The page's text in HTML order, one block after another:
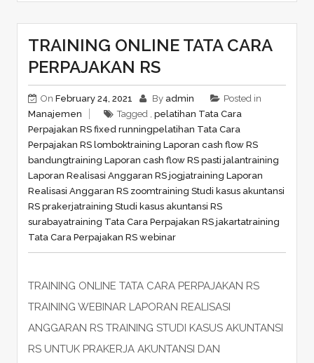
TRAINING ONLINE TATA CARA
PERPAJAKAN RS
On February 24, 2021 By admin
Posted in
Manajemen
Tagged , pelatihan Tata Cara
Perpajakan RS fixed runningpelatihan Tata Cara
Perpajakan RS lomboktraining Laporan cash flow RS
bandungtraining Laporan cash flow RS pasti jalantraining
Laporan Realisasi Anggaran RS jogjatraining Laporan
Realisasi Anggaran RS zoomtraining Studi kasus akuntansi
RS prakerjatraining Studi kasus akuntansi RS
surabayatraining Tata Cara Perpajakan RS jakartatraining
Tata Cara Perpajakan RS webinar
TRAINING ONLINE TATA CARA PERPAJAKAN RS
TRAINING WEBINAR LAPORAN REALISASI
ANGGARAN RS TRAINING STUDI KASUS AKUNTANSI
RS UNTUK PRAKERJA AKUNTANSI DAN